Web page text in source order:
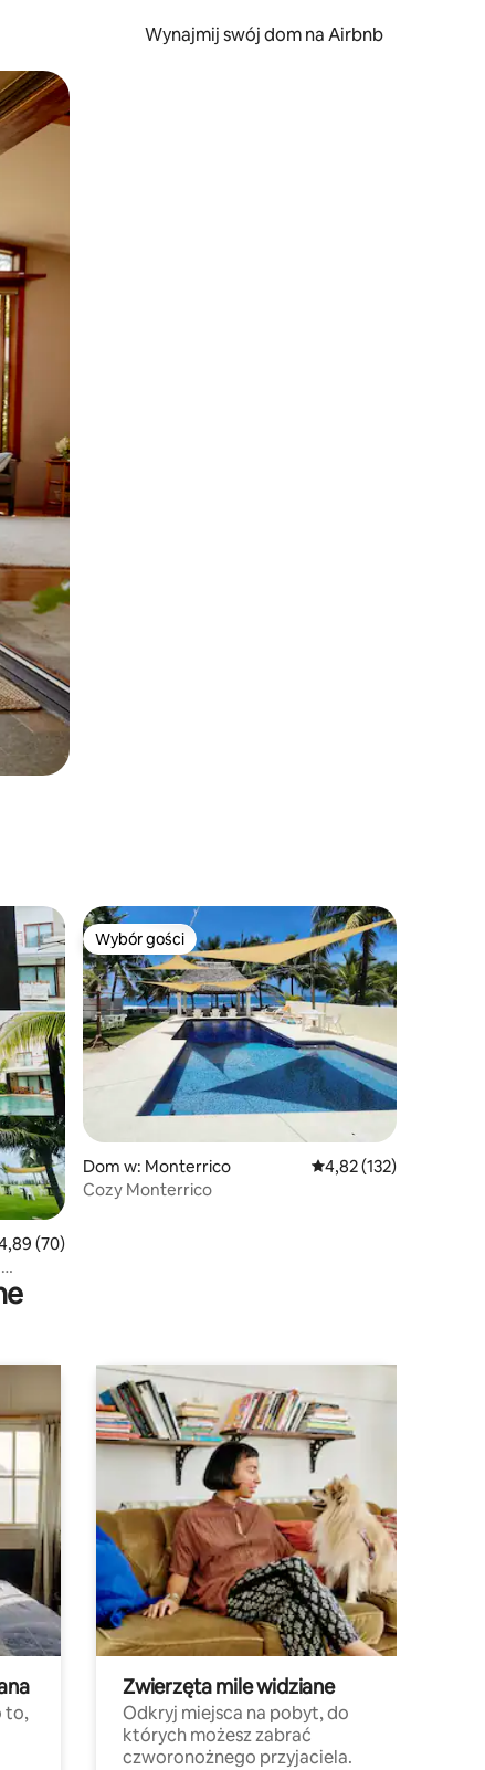
Wynajmij swój dom na Airbnb
gestów dotykowych lub przesuwania.
ocena: 4,89 na 5, liczba recenzji: 70
(70)
Wybór gości
Wybór gości
Dom w: Monterrico Średnia ocena: 4,82
4,82 (132)
Cozy Monterrico
to,
Zwierzęta mile widziane
Odkryj miejsca na pobyt, do
których możesz zabrać
czworonożnego przyjaciela.